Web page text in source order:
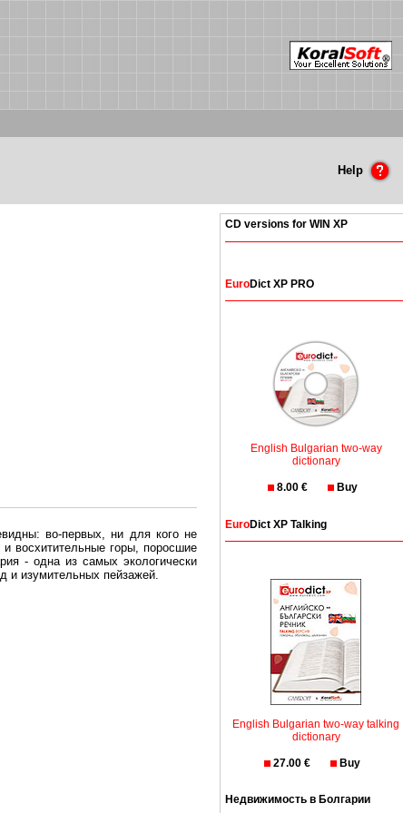
Help
во-первых, ни для кого не
восхитительные горы, поросшие
- одна из самых экологически
и изумительных пейзажей.
безопасная страна - в ней
CD versions for WIN XP
EuroDict XP PRO
English Bulgarian two-way
dictionary
8.00 € Buy
EuroDict XP Talking
English Bulgarian two-way talking
dictionary
27.00 € Buy
Недвижимость в Болгарии